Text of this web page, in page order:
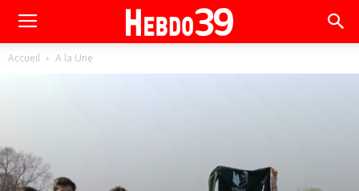
Accueil A la Une